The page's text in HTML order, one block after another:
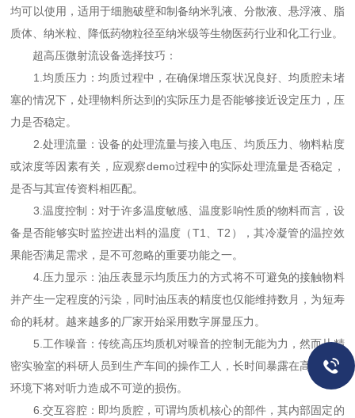
均可以使用，适用于细胞破壁和制备纳米乳液、分散液、悬浮液、脂
质体、纳米粒、降低药物粒径至纳米级等生物医药行业和化工行业。
超高压微射流设备选择技巧：
1.均质压力：均质过程中，在确保增压泵状况良好、均质腔未堵
塞的情况下，处理物料所达到的实际压力是否能够接近设定压力，压
力是否稳定。
2.处理流量：设备的处理流量与接入电压、均质压力、物料粘度
或浓度等因素有关，应观察demo过程中的实际处理流量是否稳定，
是否与其宣传资料相匹配。
3.温度控制：对于许多温度敏感、温度影响性质的物料而言，设
备是否能够实时监控进出料的温度（T1、T2），其冷凝管的温控效
果能否满足需求，是不可忽略的重要功能之一。
4.压力显示：油压表显示均质压力的方式将不可避免的接触物料
并产生一定程度的污染，同时油压表的精度也仅能维持数月，为短寿
命的耗材。越来越多的厂家开始采用数字屏显压力。
5.工作噪音：传统高压均质机对噪音的控制无能为力，然而从精
密实验室的科研人员到生产车间的操作工人，长时间暴露在高噪声的
环境下将对听力造成不可逆的损伤。
6.交互容腔：即均质腔，可谓均质机核心的部件，其内部固定的